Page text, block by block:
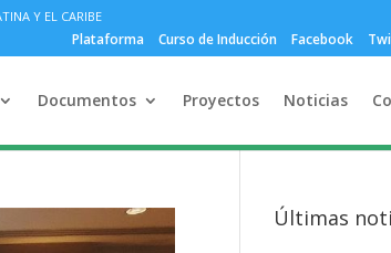
Y EL CARIBE
Plataforma Curso de Inducción Facebook
Documentos Proyectos Noticias
Últimas